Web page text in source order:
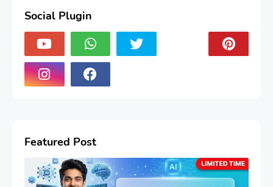
Social Plugin
Featured Post